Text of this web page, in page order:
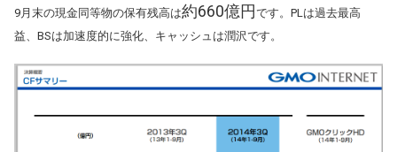
9月末の現金同等物の保有残高は約660億円です。PLは過去最高
益、BSは加速度的に強化、キャッシュは潤沢です。